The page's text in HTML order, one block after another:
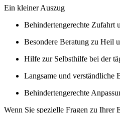
Ein kleiner Auszug
Behindertengerechte Zufahrt
Besondere Beratung zu Heil
Hilfe zur Selbsthilfe bei der
Langsame und verständliche
Behindertengerechte
Wenn Sie spezielle Fragen zu Ihrer